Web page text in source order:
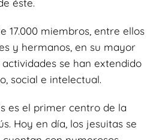
éste.
17.000 miembros, entre ellos
y hermanos, en su mayor
se han extendido
social e intelectual.
es el primer centro de la
Hoy en día, los jesuitas se